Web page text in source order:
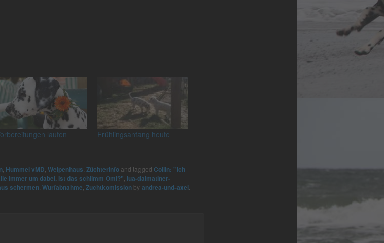
laufen Frühlingsanfang heute
, Hummel vMD Welpenhaus Züchterinfoand tagged Collin: "Ich
immer um dabei. Ist das schlimm Omi?" lua-dalmatiner-
schermen, Wurfabnahme Zuchtkomissionby andrea-und-axel.